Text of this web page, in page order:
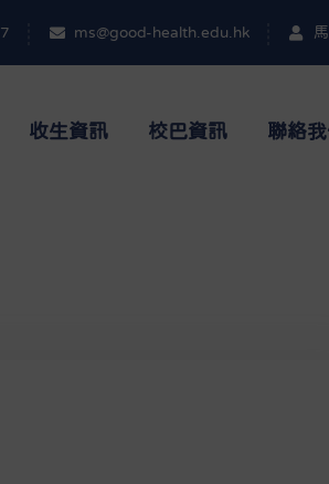
ms@good-health.edu.hk
收生資訊 校巴資訊 聯絡我